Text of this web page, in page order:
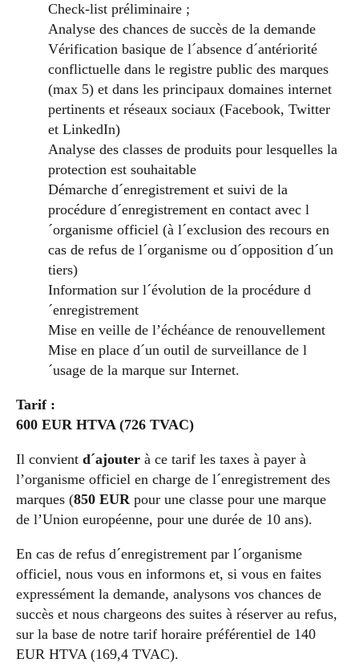
Check-list préliminaire ;
Analyse des chances de succès de la demande
Vérification basique de l´absence d´antériorité
conflictuelle dans le registre public des marques
(max 5) et dans les principaux domaines internet
pertinents et réseaux sociaux (Facebook, Twitter
et LinkedIn)
Analyse des classes de produits pour lesquelles la
protection est souhaitable
Démarche d´enregistrement et suivi de la
procédure d´enregistrement en contact avec l
´organisme officiel (à l´exclusion des recours en
cas de refus de l´organisme ou d´opposition d´un
tiers)
Information sur l´évolution de la procédure d
´enregistrement
Mise en veille de l’échéance de renouvellement
Mise en place d´un outil de surveillance de l
´usage de la marque sur Internet.
Tarif :
600 EUR HTVA (726 TVAC)
Il convient d´ajouter à ce tarif les taxes à payer à
l’organisme officiel en charge de l´enregistrement des
marques (850 EURpour une classe pour une marque
de l’Union européenne, pour une durée de 10 ans).
En cas de refus d´enregistrement par l´organisme
officiel, nous vous en informons et, si vous en faites
expressément la demande, analysons vos chances de
succès et nous chargeons des suites à réserver au refus,
sur la base de notre tarif horaire préférentiel de 140
EUR HTVA (169,4 TVAC).